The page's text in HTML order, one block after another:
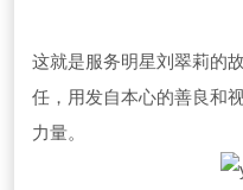
这就是服务明星刘翠莉的
任，用发自本心的善良和
力量。